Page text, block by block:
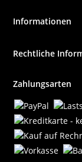
Informationen
Rechtliche
Zahlungsarten